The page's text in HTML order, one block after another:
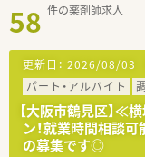
58 件の薬剤師求人
更新日： 2026/08/03
パート・アルバイト
【大阪市鶴見区】≪
ン！就業時間相談
の募集です◎